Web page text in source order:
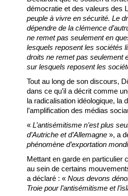
démocratie et des valeurs des
peuple à vivre en sécurité. Le
dépendre de la clémence
ne remet pas seulement en
lesquels reposent les sociétés
droits ne remet pas seulement
sur lesquels reposent les
Tout au long de son discours,
dans ce qu’il a décrit comme
la radicalisation idéologique, la
l’amplification des médias
« L’antisémitisme n’est plus
d’Autriche et d’Allemagne », a
phénomène d’exportation
Mettant en garde en particulier
au sein de certains
a déclaré : « Nous devons
Troie pour l’antisémitisme et